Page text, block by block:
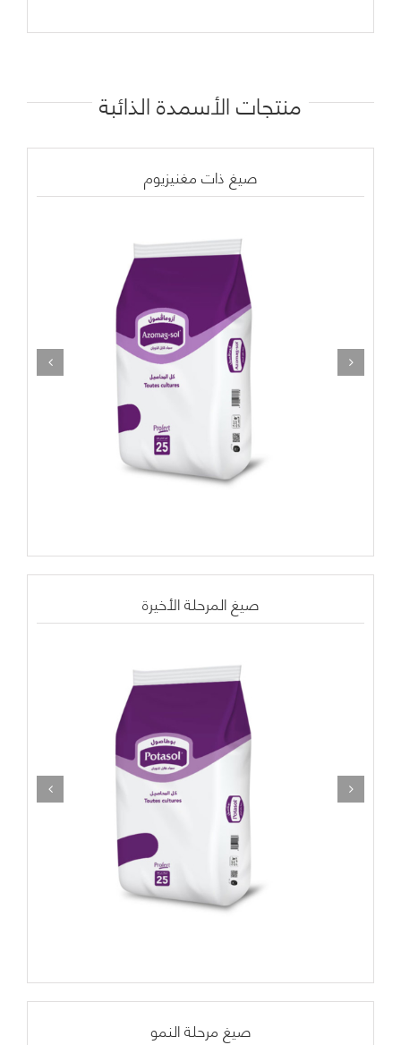
منتجاتالأسمدة الذائبة
صيغ ذات مغنيزيوم
صيغ المرحلة الأخيرة
صيغ مرحلة النمو